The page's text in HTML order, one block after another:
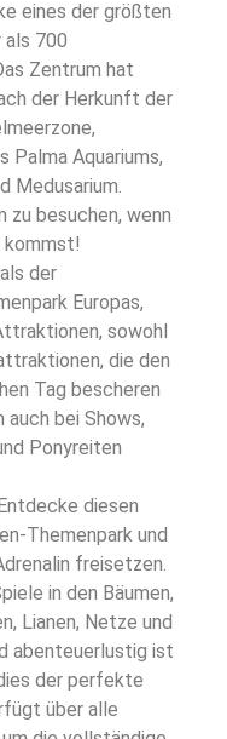
eines der größten
als 700
Zentrum hat
der Herkunft der
Palma Aquariums,
Medusarium.
zu besuchen, wenn
kommst!
der
Europas,
sowohl
die den
Tag bescheren
auch bei Shows,
Ponyreiten
diesen
Themenpark und
freisetzen.
in den Bäumen,
Lianen, Netze und
abenteuerlustig ist
der perfekte
über alle